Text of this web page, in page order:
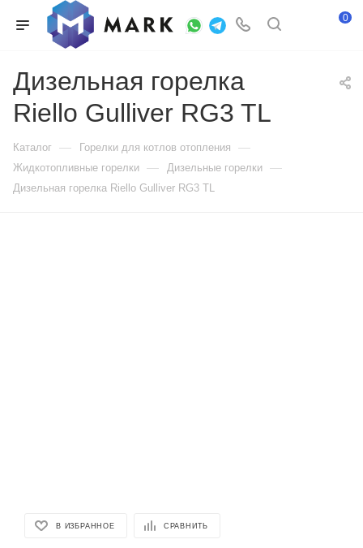
0
Дизельная горелка
Riello Gulliver RG3 TL
Каталог — Горелки для котлов отопления —
Жидкотопливные горелки — Дизельные горелки —
Дизельная горелка Riello Gulliver RG3 TL
В ИЗБРАННОЕ СРАВНИТЬ